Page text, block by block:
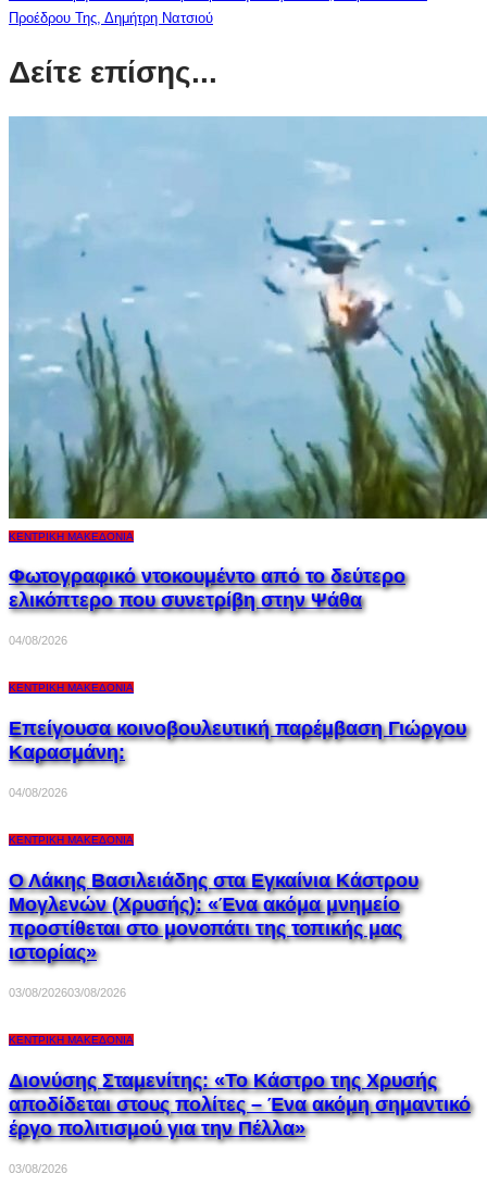
Προέδρου Της, Δημήτρη Νατσιού
Δείτε επίσης...
ΚΕΝΤΡΙΚΉ ΜΑΚΕΔΟΝΊΑ
Φωτογραφικό ντοκουμέντο από το δεύτερο
ελικόπτερο που συνετρίβη στην Ψάθα
04/08/2026
ΚΕΝΤΡΙΚΉ ΜΑΚΕΔΟΝΊΑ
Επείγουσα κοινοβουλευτική παρέμβαση Γιώργου
Καρασμάνη:
04/08/2026
ΚΕΝΤΡΙΚΉ ΜΑΚΕΔΟΝΊΑ
Ο Λάκης Βασιλειάδης στα Εγκαίνια Κάστρου
Μογλενών (Χρυσής): «Ένα ακόμα μνημείο
προστίθεται στο μονοπάτι της τοπικής μας
ιστορίας»
03/08/202603/08/2026
ΚΕΝΤΡΙΚΉ ΜΑΚΕΔΟΝΊΑ
Διονύσης Σταμενίτης: «Το Κάστρο της Χρυσής
αποδίδεται στους πολίτες – Ένα ακόμη σημαντικό
έργο πολιτισμού για την Πέλλα»
03/08/2026